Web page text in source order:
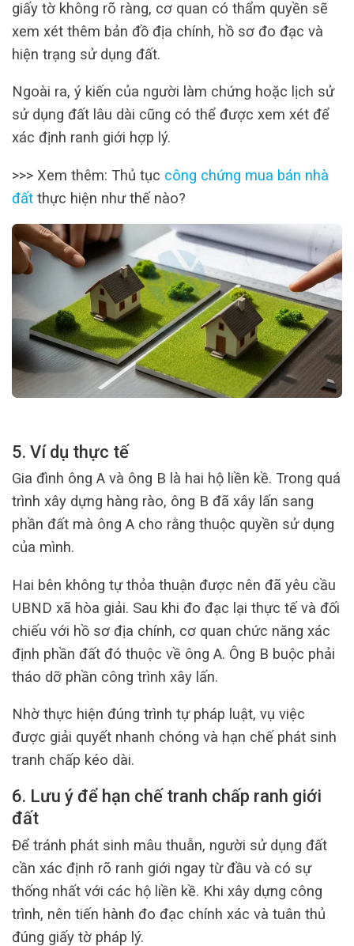
giấy tờ không rõ ràng, cơ quan có thẩm quyền sẽ
xem xét thêm bản đồ địa chính, hồ sơ đo đạc và
hiện trạng sử dụng đất.
Ngoài ra, ý kiến của người làm chứng hoặc lịch sử
sử dụng đất lâu dài cũng có thể được xem xét để
xác định ranh giới hợp lý.
>>> Xem thêm: Thủ tục công chứng mua bán nhà
đất thực hiện như thế nào?
5. Ví dụ thực tế
Gia đình ông A và ông B là hai hộ liền kề. Trong quá
trình xây dựng hàng rào, ông B đã xây lấn sang
phần đất mà ông A cho rằng thuộc quyền sử dụng
của mình.
Hai bên không tự thỏa thuận được nên đã yêu cầu
UBND xã hòa giải. Sau khi đo đạc lại thực tế và đối
chiếu với hồ sơ địa chính, cơ quan chức năng xác
định phần đất đó thuộc về ông A. Ông B buộc phải
tháo dỡ phần công trình xây lấn.
Nhờ thực hiện đúng trình tự pháp luật, vụ việc
được giải quyết nhanh chóng và hạn chế phát sinh
tranh chấp kéo dài.
6. Lưu ý để hạn chế tranh chấp ranh giới
đất
Để tránh phát sinh mâu thuẫn, người sử dụng đất
cần xác định rõ ranh giới ngay từ đầu và có sự
thống nhất với các hộ liền kề. Khi xây dựng công
trình, nên tiến hành đo đạc chính xác và tuân thủ
đúng giấy tờ pháp lý.